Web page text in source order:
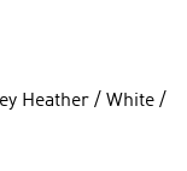
Heather / White /